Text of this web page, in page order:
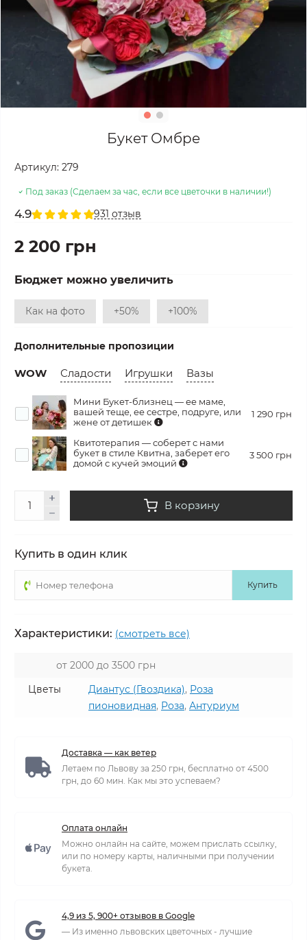
Букет Омбре
Артикул: 279
Под заказ (Сделаем за час, если все цветочки в наличии!)
4.9 931 отзыв
2 200 грн
Бюджет можно увеличить
Как на фото +50% +100%
Дополнительные пропозиции
WOW Сладости Игрушки Вазы
Мини Букет-близнец — ее маме,
вашей теще, ее сестре, подруге, или
жене от детишек
1 290 грн
Квитотерапия — соберет с нами
букет в стиле Квитна, заберет его
домой с кучей эмоций
3 500 грн
В корзину
Купить в один клик
Купить
Характеристики: (смотреть все)
от 2000 до 3500 грн
Цветы
Диантус (Гвоздика), Роза
пионовидная, Роза, Антуриум
Доставка — как ветер
Летаем по Львову за 250 грн, бесплатно от 4500
грн, до 60 мин. Как мы это успеваем?
Оплата онлайн
Можно онлайн на сайте, можем прислать ссылку,
или по номеру карты, наличными при получении
букета.
4,9 из 5, 900+ отзывов в Google
— Из именно львовских цветочных - лучшие